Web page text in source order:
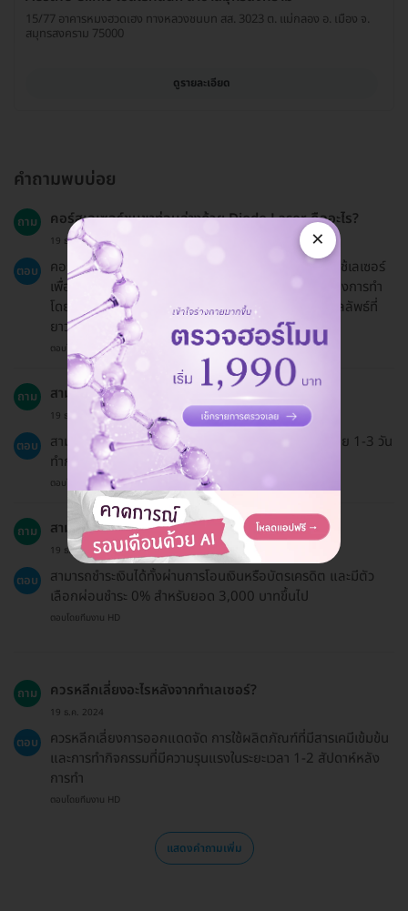
15/77 อาคารหมงฮวดเฮง ทางหลวงชนบท สส. 3023 ต. แม่กลอง อ. เมือง จ.
สมุทรสงคราม 75000
ดูรายละเอียด
คำถามพบบ่อย
ถาม คอร์สเลเซอร์ขนขาท่อนล่างด้วย Diode Laser คืออะไร?
19 ธ.ค. 2024
ตอบ
คอร์สเลเซอร์ขนขาท่อนล่างด้วย Diode Laser เป็นการใช้เลเซอร์
เพื่อทำลายและลดการเจริญเติบโตของขนในบริเวณที่ต้องการทำ
โดยมีการรับบริการทั้งหมด 5 ครั้งภายใน 6 เดือน เพื่อผลลัพธ์ที่
ยาวนานและมีประสิทธิภาพสูงขึ้น
ตอบโดยทีมงาน HD
ถาม สามารถเลื่อนนัดบริการได้หรือไม่?
19 ธ.ค. 2024
ตอบ
สามารถเลื่อนนัดบริการได้โดยต้องแจ้งล่วงหน้าอย่างน้อย 1-3 วัน
ทำการ ขึ้นอยู่กับเงื่อนไขของคลินิก
ตอบโดยทีมงาน HD
ถาม สามารถชำระเงินได้ด้วยวิธีไหนบ้าง?
19 ธ.ค. 2024
ตอบ
สามารถชำระเงินได้ทั้งผ่านการโอนเงินหรือบัตรเครดิต และมีตัว
เลือกผ่อนชำระ 0% สำหรับยอด 3,000 บาทขึ้นไป
ตอบโดยทีมงาน HD
ถาม ควรหลีกเลี่ยงอะไรหลังจากทำเลเซอร์?
19 ธ.ค. 2024
ตอบ
ควรหลีกเลี่ยงการออกแดดจัด การใช้ผลิตภัณฑ์ที่มีสารเคมีเข้มข้น
และการทำกิจกรรมที่มีความรุนแรงในระยะเวลา 1-2 สัปดาห์หลัง
การทำ
ตอบโดยทีมงาน HD
แสดงคำถามเพิ่ม
×